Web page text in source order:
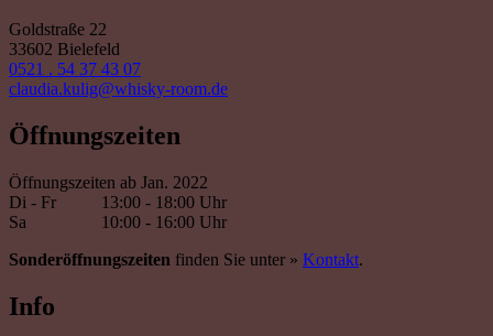
Goldstraße 22
33602 Bielefeld
0521 . 54 37 43 07
claudia.kulig@whisky-room.de
Öffnungszeiten
Öffnungszeiten ab Jan. 2022
Di - Fr
13:00 - 18:00 Uhr
Sa
10:00 - 16:00 Uhr
Sonderöffnungszeiten finden Sie unter » Kontakt.
Info